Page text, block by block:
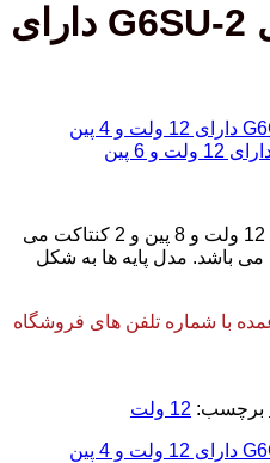
رله امرن لچ مدل G6SU-2 دارای
رله امرن لچ مدل G6SU-2 دارای 12 ولت و 8 پین و 2 کنتاکت می
باشد. مدل پایه ها به شکل
با شماره تلفن های فروشگاه
برچسب: 12 ولت